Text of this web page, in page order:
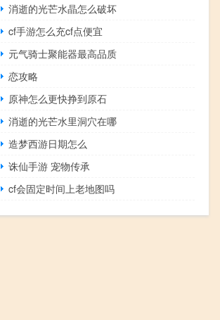
消逝的光芒水晶怎么破坏
cf手游怎么充cf点便宜
元气骑士聚能器最高品质
恋攻略
原神怎么更快挣到原石
消逝的光芒水里洞穴在哪
造梦西游日期怎么
诛仙手游 宠物传承
cf会固定时间上老地图吗